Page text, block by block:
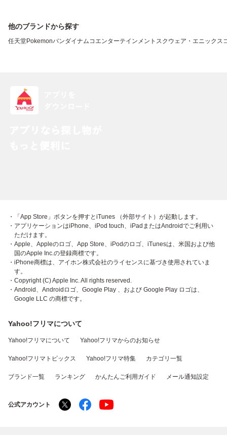
他のブランドから探す
任天堂Pokemonバンダイナムコエンターテインメント スクウェア・エニックス
・「App Store」ボタンを押すとiTunes （外部サイト）が起動します。
・アプリケーションはiPhone、iPod touch、iPadまたはAndroidでご利用い
ただけます。
・Apple、Appleのロゴ、App Store、iPodのロゴ、iTunesは、米国および他
国のApple Inc.の登録商標です。
・iPhone商標は、アイホン株式会社のライセンスに基づき使用されていま
す。
・Copyright (C) Apple Inc. All rights reserved.
・Android、Androidロゴ、Google Play 、および Google Play ロゴは、
Google LLC の商標です。
Yahoo!フリマについて
Yahoo!フリマについて Yahoo!フリマからのお知らせ
Yahoo!フリマトピックス Yahoo!フリマ特集 カテゴリ一覧
ブランド一覧 ランキング かんたんご利用ガイド メール通知設定
公式アカウント